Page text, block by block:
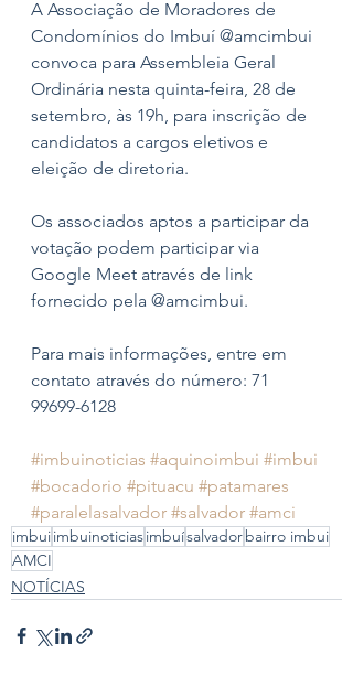
A Associação de Moradores de
Condomínios do Imbuí @amcimbui
convoca para Assembleia Geral
Ordinária nesta quinta-feira, 28 de
setembro, às 19h, para inscrição de
candidatos a cargos eletivos e
eleição de diretoria.
Os associados aptos a participar da
votação podem participar via
Google Meet através de link
fornecido pela @amcimbui.
Para mais informações, entre em
contato através do número: 71
99699-6128
#imbuinoticias #aquinoimbui #imbui
#bocadorio #pituacu #patamares
#paralelasalvador #salvador #amci
imbuiimbuinoticiasimbuísalvadorbairro imbui
AMCI
NOTÍCIAS